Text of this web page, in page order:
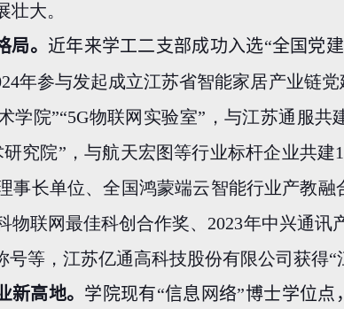
壮大。
。 近年来学工二支部成功入选“全国党
年参与发起成立江苏省智能家居产业链
学院”“5G物联网实验室”，与江苏通服共
究院”，与航天宏图等行业标杆企业共建
事长单位、全国鸿蒙端云智能行业产教
物联网最佳科创合作奖、 2023年中兴通讯
号等，江苏亿通高科技股份有限公司获得
新高地。 学院现有“信息网络”博士学位